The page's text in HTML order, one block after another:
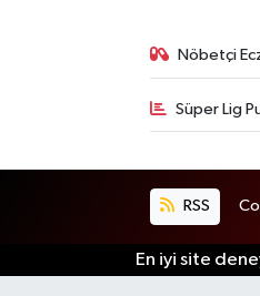
Nöbetçi
Süper Lig
RSS
En iyi site